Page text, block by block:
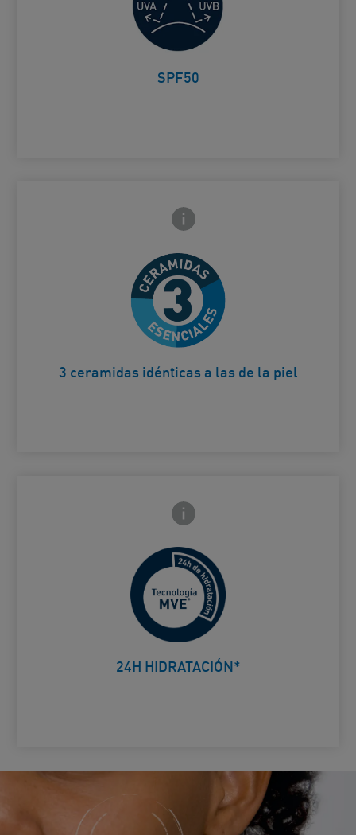
SPF50
ALTA PROTECCIÓN UVB + UVA
Icono de información frontal
3 ceramidas idénticas a las de la piel
Ayudan a reparar la barrera
cutánea
Icono de información frontal
24H HIDRATACIÓN*
*Test instrumental en 30 sujetos.